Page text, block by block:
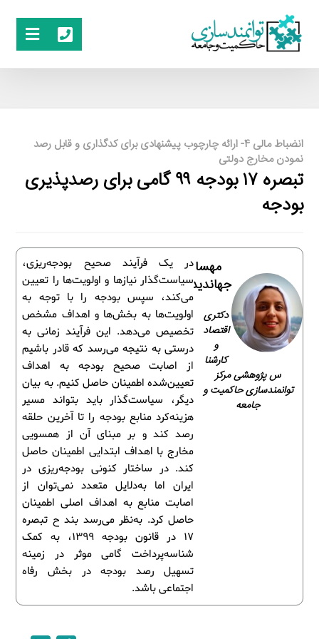
انضباط مالی 4- ارائه چارچوب پیشنهادی برای کدگذاری و قابل رصد
نمودن مخارج دولتی
تبصره ۱۷ بودجه ۹۹ گامی برای رصدپذیری
بودجه
در یک فرآیند صحیح بودجه‌ریزی،
سیاست‌گذار نیازها و اولویت‌ها را تعیین
می‌کند، سپس بودجه را با توجه به
اولویت‌ها به بخش‌ها و اهداف مشخص
تخصیص می‌دهد. این فرآیند زمانی به
درستی به نتیجه می‌رسد که قادر باشیم
از اصابت صحیح بودجه به اهداف
تعیین‌شده اطمینان حاصل کنیم. به بیان
دیگر، سیاست‌گذار باید بتواند مسیر
هزینه‌کرد منابع بودجه را تا آخرین حلقه
رصد کند و بر مبنای آن از همسویی
مخارج با اهداف ابتدایی اطمینان حاصل
کند. در ساختار کنونی بودجه‌ریزی در
ایران اما به‌دلایل متعدد نمی‌توان از
اصابت منابع به اهداف اصلی اطمینان
حاصل کرد. به‌نظر می‌رسد بند ح تبصره
۱۷ در قانون بودجه ۱۳۹۹، به کمک
شناسه‌پرداخت گامی موثر در زمینه
تسهیل رصد بودجه در بخش رفاه
اجتماعی باشد.
مهسا
جهاندیده
دکتری
اقتصاد
و
کارشنا
س پژوهشی مرکز
توانمندسازی حاکمیت و
جامعه